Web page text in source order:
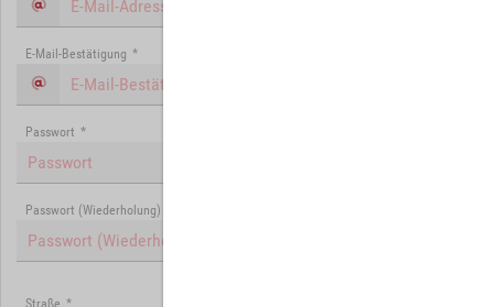
E-Mail-Bestätigung *
Passwort *
Passwort (Wiederholung)
Straße *